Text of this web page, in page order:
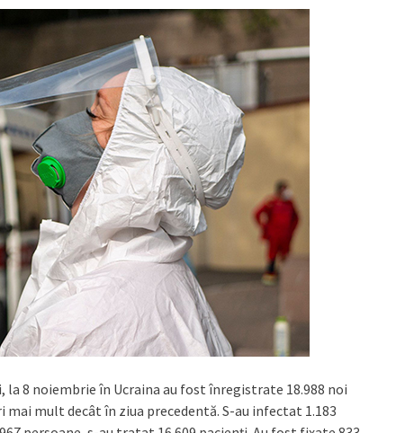
8 noiembrie în Ucraina au fost înregistrate 18.988 noi
mai mult decât în ziua precedentă. S-au infectat 1.183